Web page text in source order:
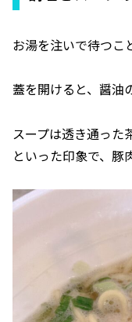
お湯を注いで待つこ
蓋を開けると、醤油
スープは透き通った
といった印象で、豚